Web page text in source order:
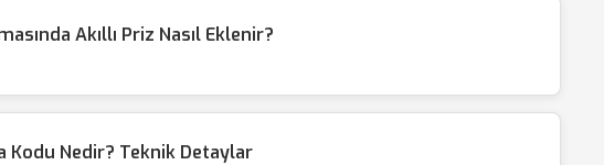
Akıllı Priz Nasıl Eklenir?
Kodu Nedir? Teknik Detaylar